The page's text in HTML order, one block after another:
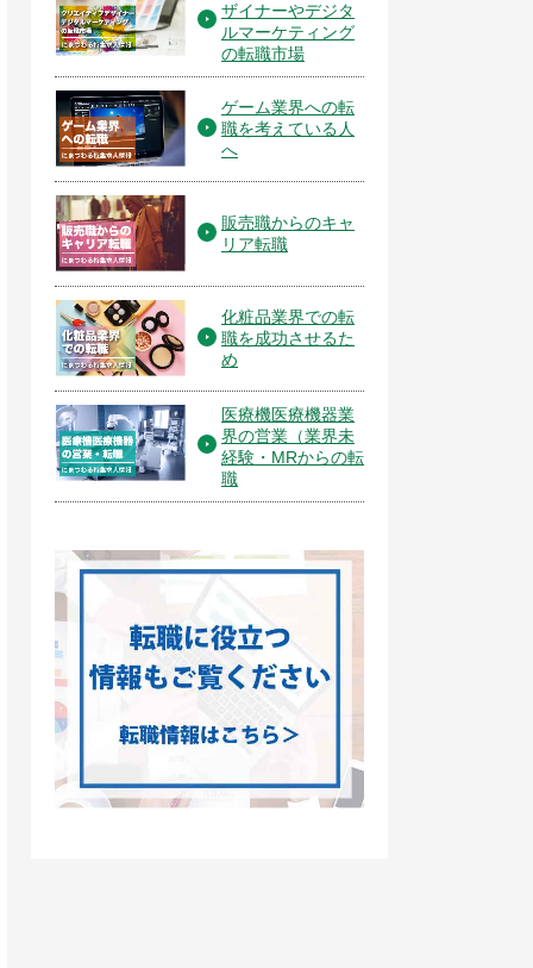
ザイナーやデジタ
ルマーケティング
の転職市場
ゲーム業界への転
職を考えている人
へ
販売職からのキャ
リア転職
化粧品業界での転
職を成功させるた
め
医療機医療機器業
界の営業（業界未
経験・MRからの転
職